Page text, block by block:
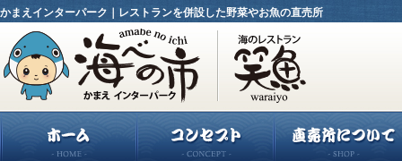
かまえインターパーク｜レストランを併設した野菜やお魚の直売所